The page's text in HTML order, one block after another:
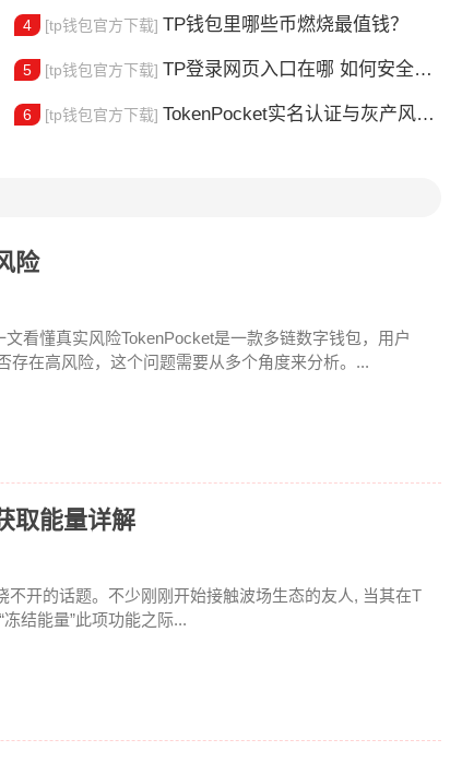
4 [tp钱包官方下载] TP钱包里哪些币燃烧最值钱？
5 [tp钱包官方下载] TP登录网页入口在哪 如何安全快速登陆平台
6 [tp钱包官方下载] TokenPocket实名认证与灰产风险全解析
险
看懂真实风险TokenPocket是一款多链数字钱包，用户
存在高风险，这个问题需要从多个角度来分析。...
取能量详解
不开的话题。不少刚刚开始接触波场生态的友人, 当其在T
结能量”此项功能之际...